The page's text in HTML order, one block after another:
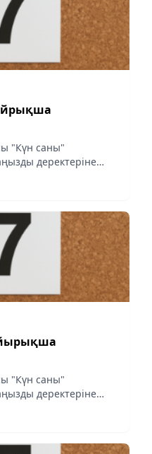
"Күн саны"
деректеріне
"Күн саны"
деректеріне